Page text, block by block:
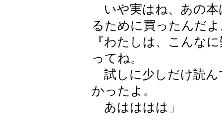
いや実はね、あの本
るために買ったんだ
『わたしは、こんな
ってね。
試しに少しだけ読ん
かったよ。
あはははは」